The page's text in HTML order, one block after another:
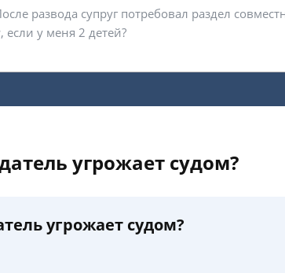
угрожает судом?
угрожает судом?